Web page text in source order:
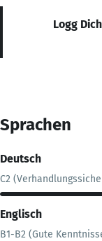
Logg
Sprachen
Deutsch
C2
Englisch
B1-B2 (Gute